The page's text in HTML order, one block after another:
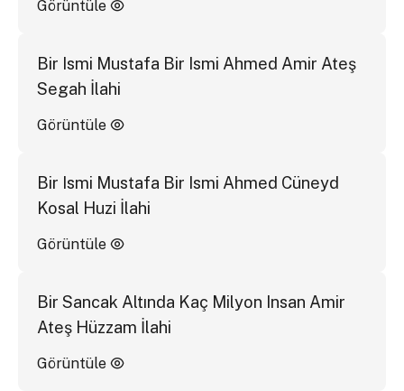
Görüntüle
Bir Ismi Mustafa Bir Ismi Ahmed Amir Ateş
Segah İlahi
Görüntüle
Bir Ismi Mustafa Bir Ismi Ahmed Cüneyd
Kosal Huzi İlahi
Görüntüle
Bir Sancak Altında Kaç Milyon Insan Amir
Ateş Hüzzam İlahi
Görüntüle